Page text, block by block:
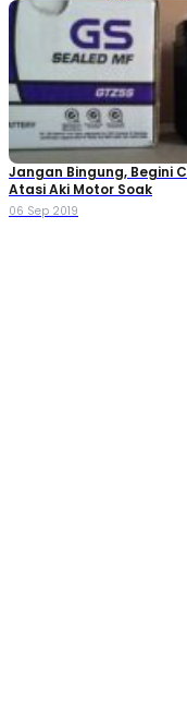
Jangan Bingung, Begini
Atasi Aki Motor Soak
06 Sep 2019